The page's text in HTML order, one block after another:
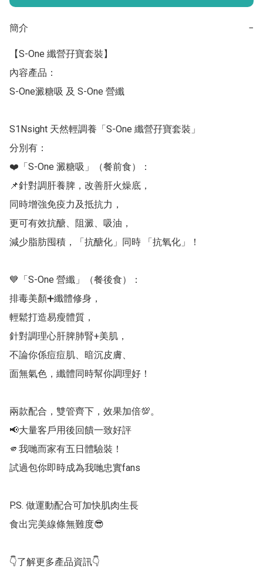
簡介 −
【S-One 纖營孖寶套裝】
內容產品：
S-One澱糖吸 及 S-One 營纖
S1Nsight 天然輕調養「S-One 纖營孖寶套裝」
分別有：
❤️「S-One 澱糖吸」（餐前食）：
📌針對調肝養脾，改善肝火燥底，
同時增強免疫力及抵抗力，
更可有效抗醣、阻澱、吸油，
減少脂肪囤積，「抗醣化」同時 「抗氧化」！
💙「S-One 營纖」（餐後食）：
排毒美顏➕纖體修身，
輕鬆打造易瘦體質，
針對調理心肝脾肺腎+美肌，
不論你係痘痘肌、暗沉皮膚、
面無氣色，纖體同時幫你調理好！
兩款配合，雙管齊下，效果加倍💯。
📢大量客戶用後回饋一致好評
🫵我哋而家有五日體驗裝！
試過包你即時成為我哋忠實fans
P.S. 做運動配合可加快肌肉生長
食出完美線條無難度😎
👇了解更多產品資訊👇